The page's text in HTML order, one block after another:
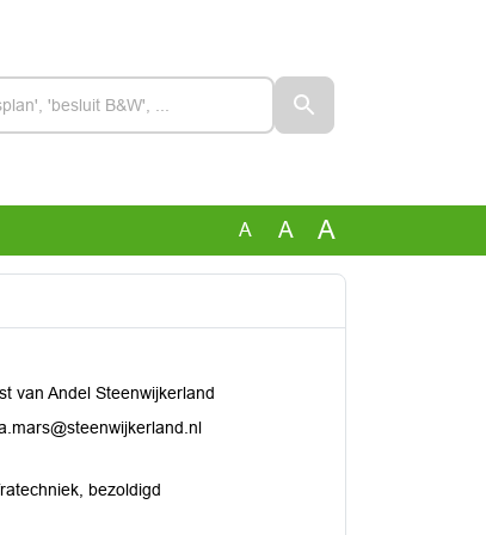
A A A
van Andel Steenwijkerland
bezoldigd